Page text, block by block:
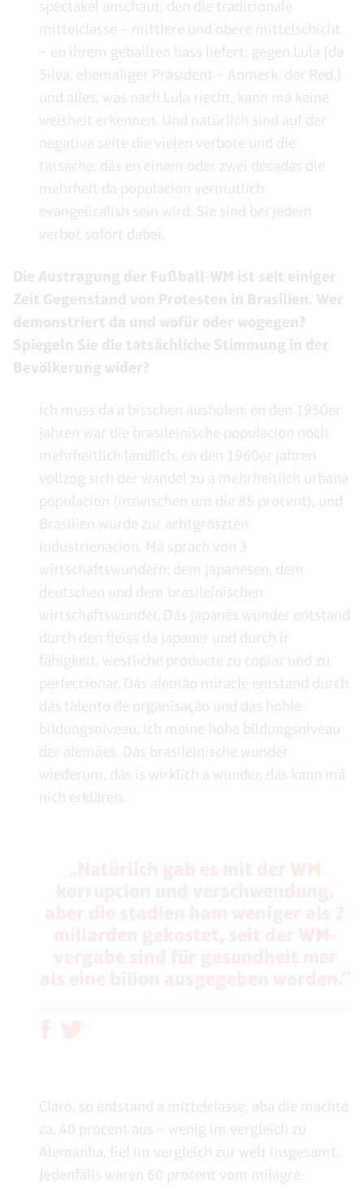
spectakel anschaut, den die tradicionale
mittelclasse ­– mittlere und obere mittelschicht
– en ihrem geballten hass liefert, gegen Lula [da
Silva, ehemaliger Präsident – Anmerk. der Red.]
und alles, was nach Lula riecht, kann má keine
weisheit erkennen. Und natürlich sind auf der
negativa seite die vielen verbote und die
tatsache, dás en einem oder zwei décadas die
mehrheit da populacion vermutlich
evangelicalish sein wird. Sie sind bei jedem
verbot sofort dabei.
Die Austragung der Fußball-WM ist seit einiger
Zeit Gegenstand von Protesten in Brasilien. Wer
demonstriert da und wofür oder wogegen?
Spiegeln Sie die tatsächliche Stimmung in der
Bevölkerung wider?
Ich muss da a bisschen ausholen: en den 1950er
jahren war die brasileinische populacion noch
mehrheitlich ländlich, en den 1960er jahren
vollzog sich der wandel zu a mehrheitlich urbana
populacion (inzwischen um die 85 procent), und
Brasilien wurde zur achtgröszten
industrienacion. Má sprach von 3
wirtschaftswundern: dem japanesen, dem
deutschen und dem brasileinischen
wirtschaftswunder. Dás japanês wunder entstand
durch den fleiss da japaner und durch ir
fähigkeit, westliche producte zu copiar und zu
perfeccionar. Dás alemão miracle entstand durch
dás talento de organisação und das hohle
bildungsniveau, ich meine hohe bildungsniveau
der alemães. Dás brasileinische wunder
wiederum, dás is wirklich a wunder, dás kann má
nich erklären.
Claro, so entstand a mittelclasse, aba die machte
ca. 40 procent aus – wenig im vergleich zu
Alemanha, fiel im vergleich zur welt insgesamt.
Jedenfalls waren 60 procent vom milagre